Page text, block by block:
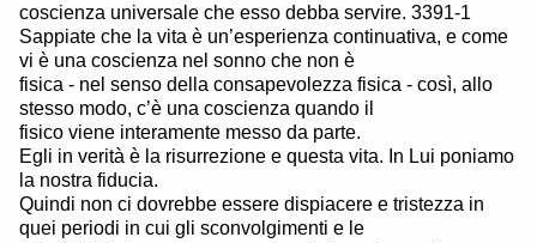
coscienza universale che esso debba servire. 3391-1
Sappiate che la vita è un’esperienza continuativa, e come
vi è una coscienza nel sonno che non è
fisica - nel senso della consapevolezza fisica - così, allo
stesso modo, c’è una coscienza quando il
fisico viene interamente messo da parte.
Egli in verità è la risurrezione e questa vita. In Lui poniamo
la nostra fiducia.
Quindi non ci dovrebbe essere dispiacere e tristezza in
quei periodi in cui gli sconvolgimenti e le